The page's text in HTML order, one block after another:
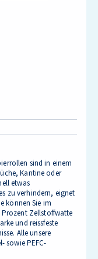
sind in einem
Kantine oder
etwas
zu verhindern, eignet
können Sie im
Zellstoffwatte
und reissfeste
Alle unsere
sowie PEFC-